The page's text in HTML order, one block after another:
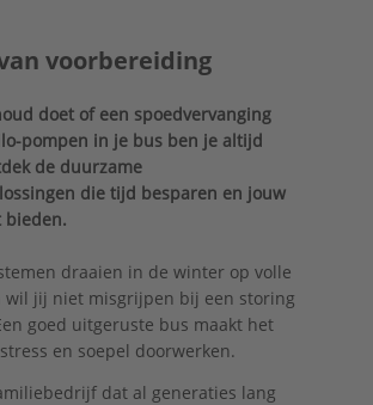
voorbereiding
doet of een spoedvervanging
pompen in je bus ben je altijd
de duurzame
die tijd besparen en jouw
bieden.
draaien in de winter op volle
wil jij niet misgrijpen bij een storing
goed uitgeruste bus maakt het
en soepel doorwerken.
dat al generaties lang